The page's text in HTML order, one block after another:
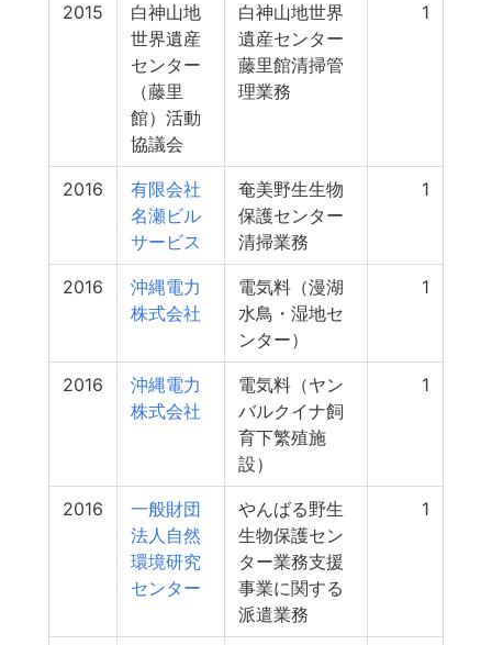
2015
白神山地
世界遺産
センター
（藤里
館）活動
協議会
白神山地世界
遺産センター
藤里館清掃管
理業務
1
2016
有限会社
名瀬ビル
サービス
奄美野生生物
保護センター
清掃業務
1
2016
沖縄電力
株式会社
電気料（漫湖
水鳥・湿地セ
ンター）
1
2016
沖縄電力
株式会社
電気料（ヤン
バルクイナ飼
育下繁殖施
設）
1
2016
一般財団
法人自然
環境研究
センター
やんばる野生
生物保護セン
ター業務支援
事業に関する
派遣業務
1